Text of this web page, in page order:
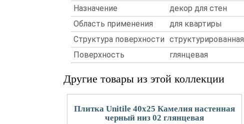
Назначение
декор для стен
Область применения
для квартиры
Структура поверхности структурированная
Поверхность
глянцевая
Другие товары из этой коллекции
Плитка Unitile 40x25 Камелия настенная
черный низ 02 глянцевая